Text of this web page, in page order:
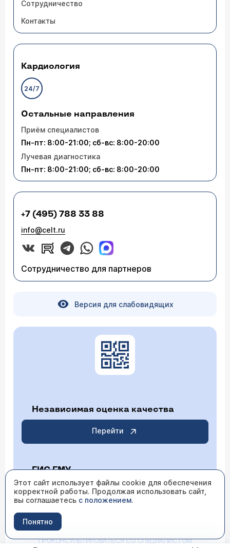
Сотрудничество
Контакты
Кардиология
24/7
Остальные направления
Приём специалистов
Пн-пт: 8:00-21:00; сб-вс: 8:00-20:00
Лучевая диагностика
Пн-пт: 8:00-21:00; сб-вс: 8:00-20:00
+7 (495) 788 33 88
info@celt.ru
Сотрудничество для партнеров
Версия для слабовидящих
Независимая оценка качества
Перейти
ГИС ГМУ
Перейти
ИМЕЮТСЯ ПРОТИВОПОКАЗАНИЯ НЕОБХОДИМО
ПРОКОНСУЛЬТИРОВАТЬСЯ СО СПЕЦИАЛИСТОМ
Этот сайт использует файлы cookie для обеспечения
корректной работы. Продолжая использовать сайт,
вы соглашаетесь с положением.
Понятно